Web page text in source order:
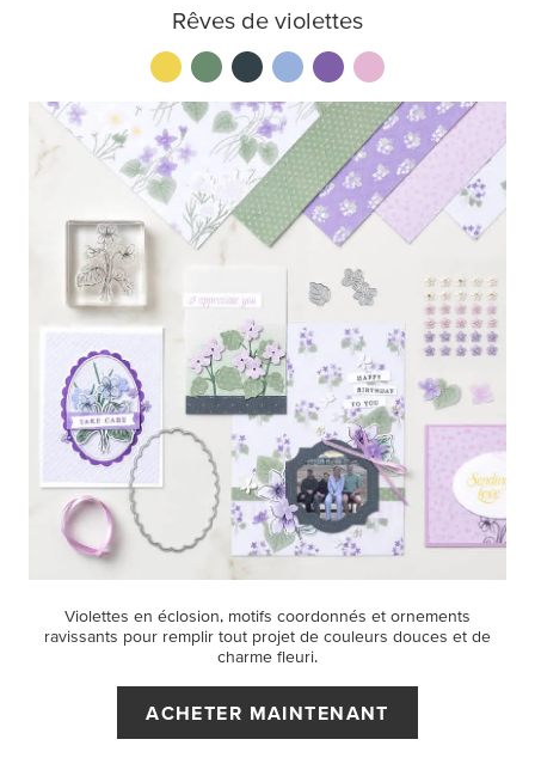
Rêves de violettes
Violettes en éclosion, motifs coordonnés et ornements
ravissants pour remplir tout projet de couleurs douces et de
charme fleuri.
ACHETER MAINTENANT